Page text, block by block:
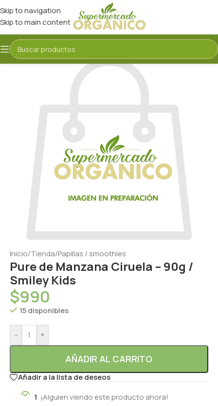
Skip to navigation
Skip to main content
Inicio/Tienda/Papillas / smoothies
Pure de Manzana Ciruela – 90g /
Smiley Kids
$990
15 disponibles
- +
AÑADIR AL CARRITO
Añadir a la lista de deseos
1 ¡Alguien viendo este producto ahora!